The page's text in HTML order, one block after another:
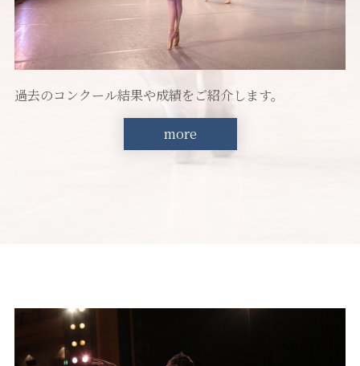
過去のコンクール結果や成績をご紹介します。
more